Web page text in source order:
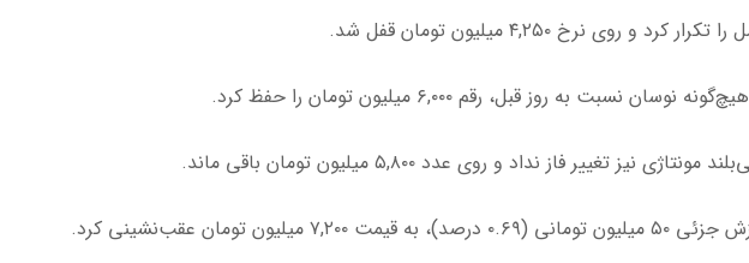
را تکرار کرد و روی نرخ ۴,۲۵۰میلیون تومان قفل شد.
نوسان نسبت به روز قبل، رقم ۶,۰۰۰ میلیون تومان را حفظ کرد.
مونتاژی نیز تغییر فاز نداد و روی عدد ۵,۸۰۰میلیون تومان باقی ماند.
تومانی (۰.۶۹ درصد)، به قیمت ۷,۲۰۰میلیون تومان عقب‌نشینی کرد.